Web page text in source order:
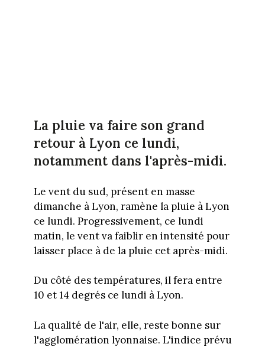
La pluie va faire son grand
retour à Lyon ce lundi,
notamment dans l'après-midi.
Le vent du sud, présent en masse
dimanche à Lyon, ramène la pluie à Lyon
ce lundi. Progressivement, ce lundi
matin, le vent va faiblir en intensité pour
laisser place à de la pluie cet après-midi.
Du côté des températures, il fera entre
10 et 14 degrés ce lundi à Lyon.
La qualité de l'air, elle, reste bonne sur
l'agglomération lyonnaise. L'indice prévu